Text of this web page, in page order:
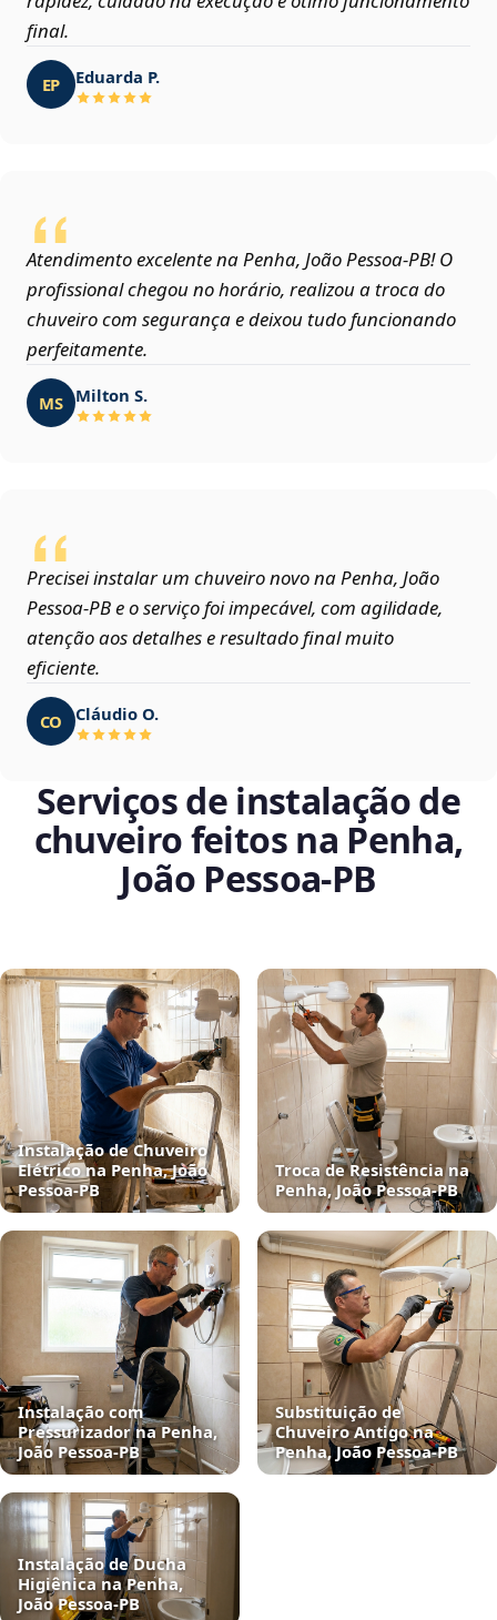
final.
EP Eduarda P.
Atendimento excelente na Penha, João Pessoa‑PB! O
profissional chegou no horário, realizou a troca do
chuveiro com segurança e deixou tudo funcionando
perfeitamente.
MS Milton S.
Precisei instalar um chuveiro novo na Penha, João
Pessoa‑PB e o serviço foi impecável, com agilidade,
atenção aos detalhes e resultado final muito
eficiente.
CO Cláudio O.
Serviços de instalação de
chuveiro feitos na Penha,
João Pessoa‑PB
Instalação de Chuveiro
Elétrico na Penha, João
Pessoa‑PB
Troca de Resistência na
Penha, João Pessoa‑PB
Instalação com
Pressurizador na Penha,
João Pessoa‑PB
Substituição de
Chuveiro Antigo na
Penha, João Pessoa‑PB
Instalação de Ducha
Higiênica na Penha,
João Pessoa‑PB